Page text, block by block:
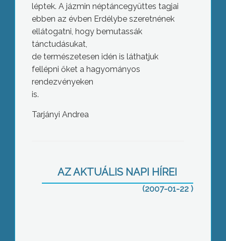
léptek. A jázmin néptáncegyüttes tagjai
ebben az évben Erdélybe szeretnének
ellátogatni, hogy bemutassák
tánctudásukat,
de természetesen idén is láthatjuk
fellépni őket a hagyományos
rendezvényeken
is.
Tarjányi Andrea
AZ AKTUÁLIS NAPI HÍREI
(2007-01-22 )